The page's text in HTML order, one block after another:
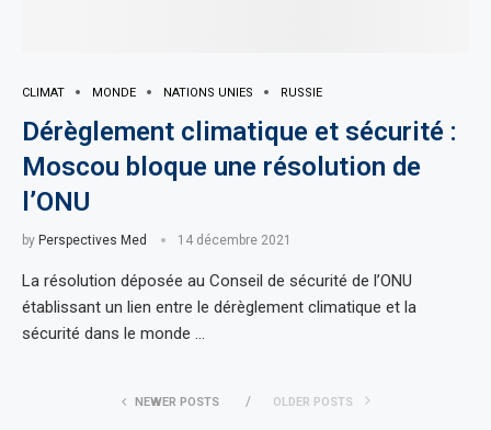
CLIMAT MONDE NATIONS UNIES RUSSIE
Dérèglement climatique et sécurité :
Moscou bloque une résolution de
l’ONU
by Perspectives Med 14 décembre 2021
La résolution déposée au Conseil de sécurité de l’ONU
établissant un lien entre le dérèglement climatique et la
sécurité dans le monde …
NEWER POSTS OLDER POSTS